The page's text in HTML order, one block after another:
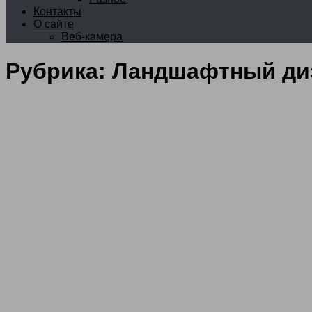
Контакты
О сайте
Веб-камера
Рубрика: Ландшафтный